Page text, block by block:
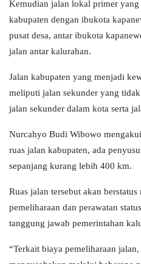
Kemudian jalan lokal primer
kabupaten dengan ibukota
pusat desa, antar ibukota
jalan antar kalurahan.
Jalan kabupaten yang menjadi
meliputi jalan sekunder yang
jalan sekunder dalam kota serta
Nurcahyo Budi Wibowo
ruas jalan kabupaten, ada
sepanjang kurang lebih 400 km.
Ruas jalan tersebut akan
pemeliharaan dan perawatan
tanggung jawab pemerintahan
“Terkait biaya pemeliharaan